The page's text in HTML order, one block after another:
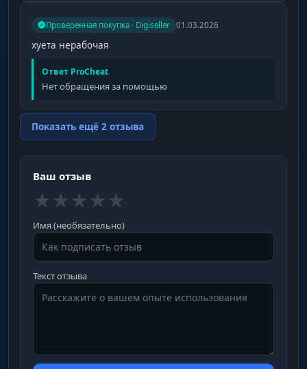
Проверенная покупка · Digiseller 01.03.2026
хуета нерабочая
Ответ ProCheat
Нет обращения за помощью
Показать ещё 2 отзыва
Ваш отзыв
★★★★★
Имя (необязательно)
Текст отзыва